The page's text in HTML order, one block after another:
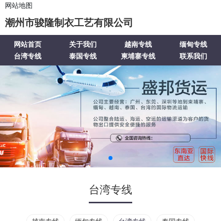
网站地图
潮州市骏隆制衣工艺有限公司
网站首页 关于我们 越南专线
缅甸专线
台湾专线
泰国专线 柬埔寨专线 联系我们
台湾专线